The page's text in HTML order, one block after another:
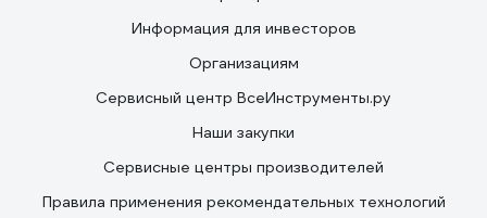
Информация для инвесторов
Организациям
Сервисный центр ВсеИнструменты.ру
Наши закупки
Сервисные центры производителей
Правила применения рекомендательных технологий